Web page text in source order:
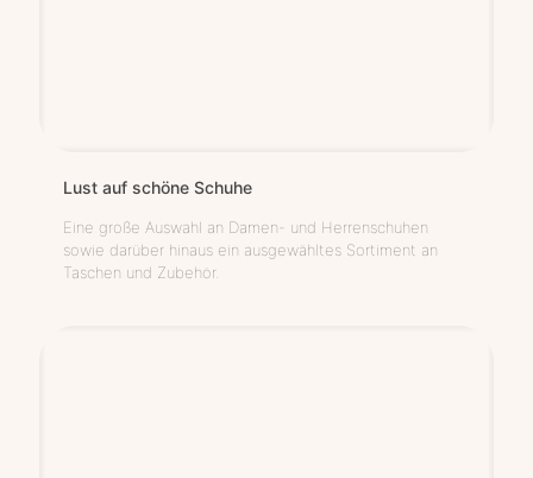
Lust auf schöne Schuhe
Eine große Auswahl an Damen- und Herrenschuhen
sowie darüber hinaus ein ausgewähltes Sortiment an
Taschen und Zubehör.